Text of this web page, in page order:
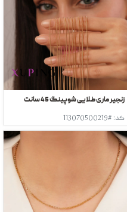
زنجیر ماری طلایی شوپینگ 45 سانت
کد: #113070500219